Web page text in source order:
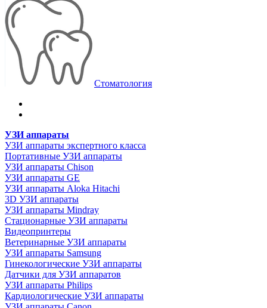
Стоматология
УЗИ аппараты
УЗИ аппараты экспертного класса
Портативные УЗИ аппараты
УЗИ аппараты Chison
УЗИ аппараты GE
УЗИ аппараты Aloka Hitachi
3D УЗИ аппараты
УЗИ аппараты Mindray
Стационарные УЗИ аппараты
Видеопринтеры
Ветеринарные УЗИ аппараты
УЗИ аппараты Samsung
Гинекологические УЗИ аппараты
Датчики для УЗИ аппаратов
УЗИ аппараты Philips
Кардиологические УЗИ аппараты